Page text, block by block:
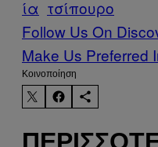
ία τσίπουρο
Follow Us On
Make Us Preferred
Kοινοποίηση